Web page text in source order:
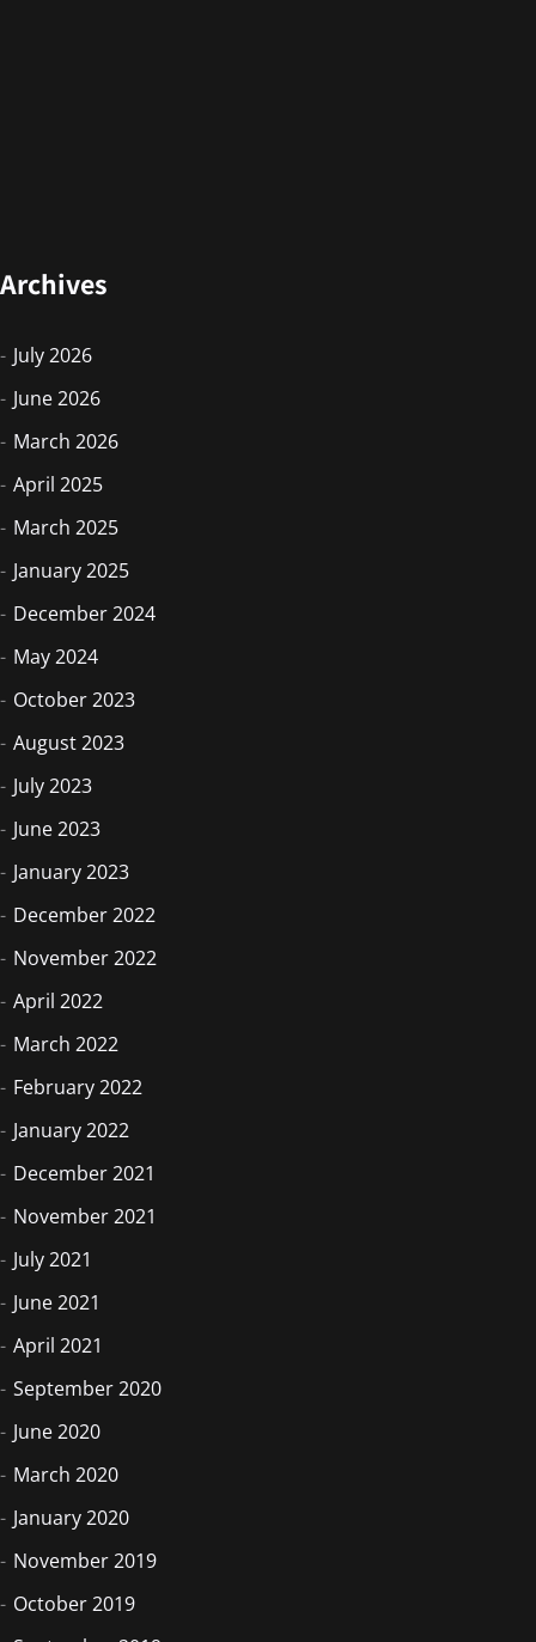
Archives
July 2026
June 2026
March 2026
April 2025
March 2025
January 2025
December 2024
May 2024
October 2023
August 2023
July 2023
June 2023
January 2023
December 2022
November 2022
April 2022
March 2022
February 2022
January 2022
December 2021
November 2021
July 2021
June 2021
April 2021
September 2020
June 2020
March 2020
January 2020
November 2019
October 2019